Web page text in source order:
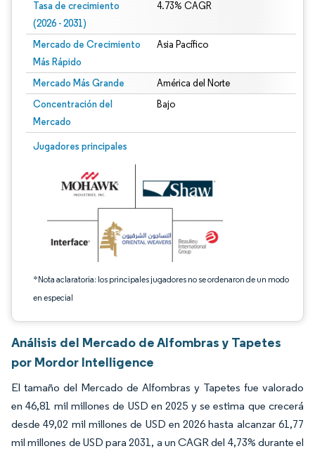
Tasa de crecimiento
(2026 - 2031)
4.73% CAGR
Mercado de Crecimiento
Más Rápido
Asia Pacífico
Mercado Más Grande América del Norte
Concentración del
Mercado
Bajo
Jugadores principales
*Nota aclaratoria: los principales jugadores no se ordenaron de un modo
en especial
Imagen © Mordor Intelligence. El uso requiere atribución según CC BY 4.0.
Análisis del Mercado de Alfombras y Tapetes
por Mordor Intelligence
El tamaño del Mercado de Alfombras y Tapetes fue valorado
en 46,81 mil millones de USD en 2025 y se estima que crecerá
desde 49,02 mil millones de USD en 2026 hasta alcanzar 61,77
mil millones de USD para 2031, a un CAGR del 4,73% durante el